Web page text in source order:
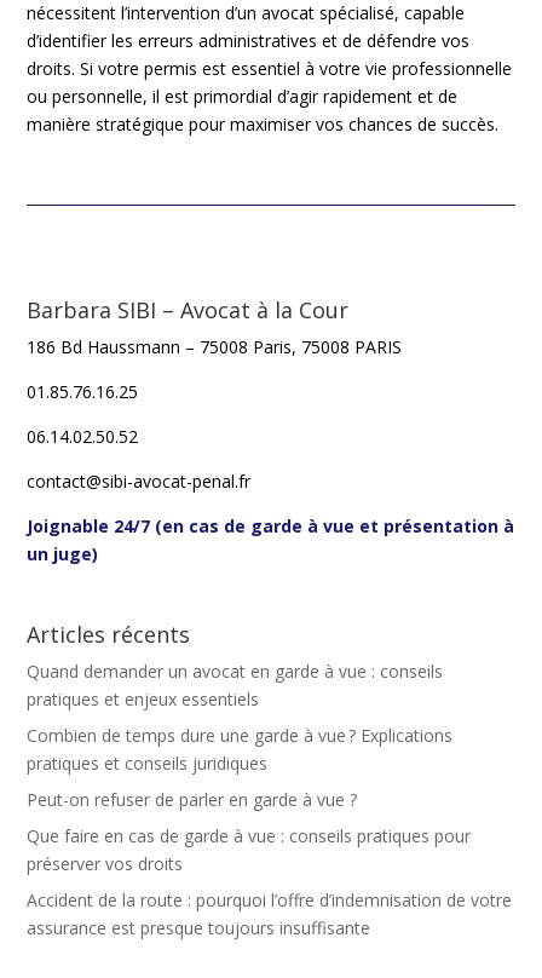
nécessitent l’intervention d’un avocat spécialisé, capable
d’identifier les erreurs administratives et de défendre vos
droits. Si votre permis est essentiel à votre vie professionnelle
ou personnelle, il est primordial d’agir rapidement et de
manière stratégique pour maximiser vos chances de succès.
Barbara SIBI – Avocat à la Cour
186 Bd Haussmann – 75008 Paris, 75008 PARIS
01.85.76.16.25
06.14.02.50.52
contact@sibi-avocat-penal.fr
Joignable 24/7 (en cas de garde à vue et présentation à
un juge)
Articles récents
Quand demander un avocat en garde à vue : conseils
pratiques et enjeux essentiels
Combien de temps dure une garde à vue ? Explications
pratiques et conseils juridiques
Peut-on refuser de parler en garde à vue ?
Que faire en cas de garde à vue : conseils pratiques pour
préserver vos droits
Accident de la route : pourquoi l’offre d’indemnisation de votre
assurance est presque toujours insuffisante